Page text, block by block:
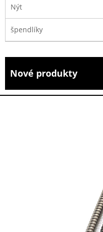
Nýt
špendlíky
Nové produkty